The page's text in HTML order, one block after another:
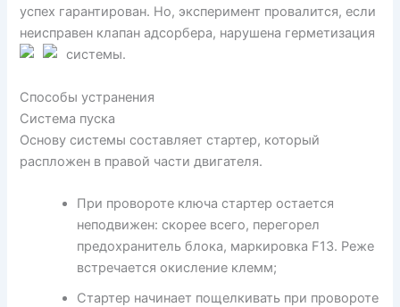
успех гарантирован. Но, эксперимент провалится, если
неисправен клапан адсорбера, нарушена герметизация
системы.
Способы устранения
Система пуска
Основу системы составляет стартер, который
распложен в правой части двигателя.
При провороте ключа стартер остается
неподвижен: скорее всего, перегорел
предохранитель блока, маркировка F13. Реже
встречается окисление клемм;
Стартер начинает пощелкивать при провороте